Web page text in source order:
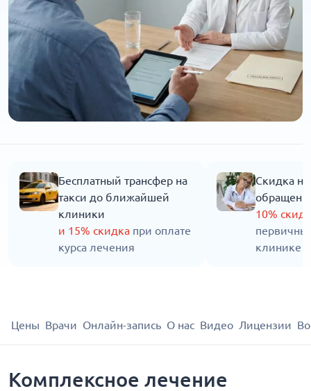
Бесплатный трансфер на
такси до ближайшей
клиники
и 15% скидка при оплате
курса лечения
Скидка
10%
клинике
Цены Врачи Онлайн-запись О нас Видео Лицензии
Комплексное лечение